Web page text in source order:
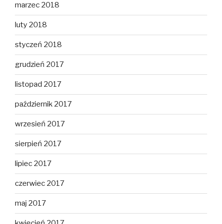
marzec 2018
luty 2018
styczeń 2018
grudzień 2017
listopad 2017
październik 2017
wrzesień 2017
sierpień 2017
lipiec 2017
czerwiec 2017
maj 2017